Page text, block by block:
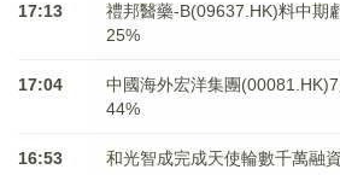
17:13
禮邦醫藥-B(09637.HK)料中期
25%
17:04
中國海外宏洋集團
44%
16:53 和光智成完成天使輪數千萬融資